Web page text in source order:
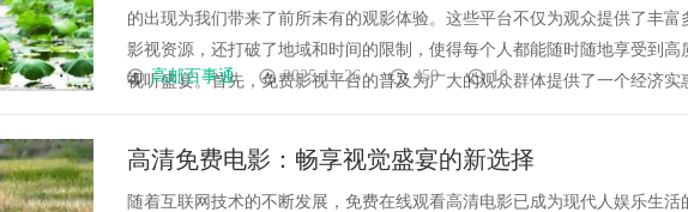
的出现为我们带来了前所未有的观影体验。这些平台不仅为观众提供了丰富
影视资源，还打破了地域和时间的限制，使得每个人都能随时随地享受到高
视听盛宴。首先，免费影视平台的普及为广大的观众群体提供了一个经济实
高邮百事通 2025-11-26 450 10
高清免费电影：畅享视觉盛宴的新选择
随着互联网技术的不断发展，免费在线观看高清电影已成为现代人娱乐生活
武汉配眼镜 上海配眼镜 贝净 AC 国际医疗实验室，标
发体系全解析